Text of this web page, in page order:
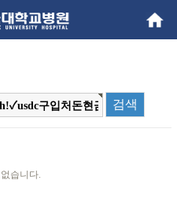
습니다.